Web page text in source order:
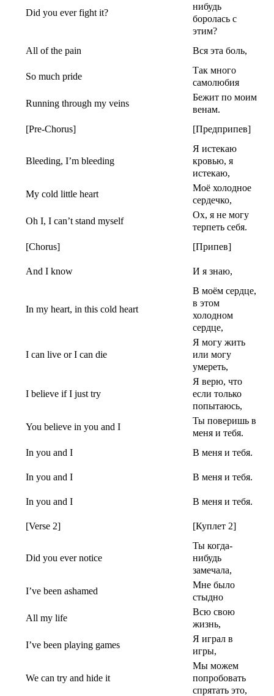
Did you ever fight it?
нибудь
боролась с
этим?
All of the pain
Вся эта боль,
So much pride
Так много
самолюбия
Running through my veins
Бежит по моим
венам.
[Pre-Chorus]
[Предприпев]
Bleeding, I’m bleeding
Я истекаю
кровью, я
истекаю,
My cold little heart
Моё холодное
сердечко,
Oh I, I can’t stand myself
Ох, я не могу
терпеть себя.
[Chorus]
[Припев]
And I know И я знаю,
In my heart, in this cold heart
В моём сердце,
в этом
холодном
сердце,
I can live or I can die
Я могу жить
или могу
умереть,
I believe if I just try
Я верю, что
если только
попытаюсь,
You believe in you and I
Ты поверишь в
меня и тебя.
In you and I
В меня и тебя.
In you and I В меня и тебя.
In you and I В меня и тебя.
[Verse 2] [Куплет 2]
Did you ever notice
Ты когда-
нибудь
замечала,
I’ve been ashamed
Мне было
стыдно
All my life
Всю свою
жизнь,
I’ve been playing games
Я играл в
игры,
We can try and hide it
Мы можем
попробовать
спрятать это,